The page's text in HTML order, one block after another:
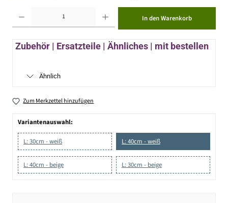
In den Warenkorb
Zubehör | Ersatzteile | Ähnliches | mit bestellen
Ähnlich
Zum Merkzettel hinzufügen
Variantenauswahl:
L: 30cm - weiß L: 40cm - weiß
L: 40cm - beige L: 30cm - beige